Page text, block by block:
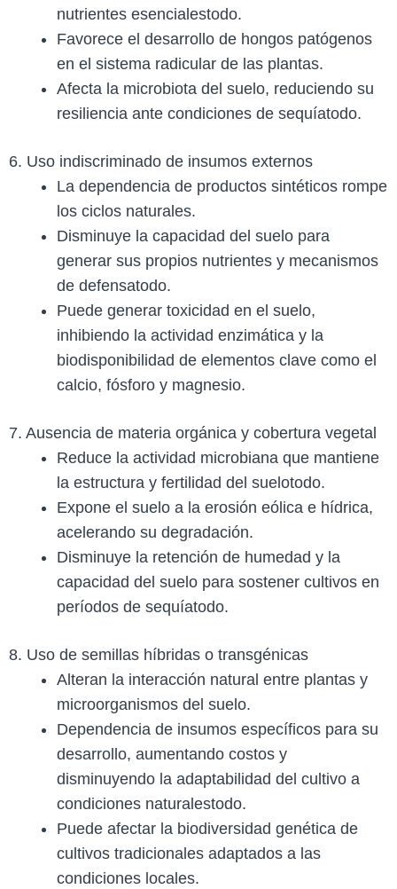
nutrientes esenciales​todo.
Favorece el desarrollo de hongos patógenos
en el sistema radicular de las plantas​.
Afecta la microbiota del suelo, reduciendo su
resiliencia ante condiciones de sequía​todo.
6. Uso indiscriminado de insumos externos
La dependencia de productos sintéticos rompe
los ciclos naturales.
Disminuye la capacidad del suelo para
generar sus propios nutrientes y mecanismos
de defensa​todo.
Puede generar toxicidad en el suelo,
inhibiendo la actividad enzimática y la
biodisponibilidad de elementos clave como el
calcio, fósforo y magnesio​.
7. Ausencia de materia orgánica y cobertura vegetal
Reduce la actividad microbiana que mantiene
la estructura y fertilidad del suelo​todo.
Expone el suelo a la erosión eólica e hídrica,
acelerando su degradación.
Disminuye la retención de humedad y la
capacidad del suelo para sostener cultivos en
períodos de sequía​todo.
8. Uso de semillas híbridas o transgénicas
Alteran la interacción natural entre plantas y
microorganismos del suelo​.
Dependencia de insumos específicos para su
desarrollo, aumentando costos y
disminuyendo la adaptabilidad del cultivo a
condiciones naturales​todo.
Puede afectar la biodiversidad genética de
cultivos tradicionales adaptados a las
condiciones locales​.